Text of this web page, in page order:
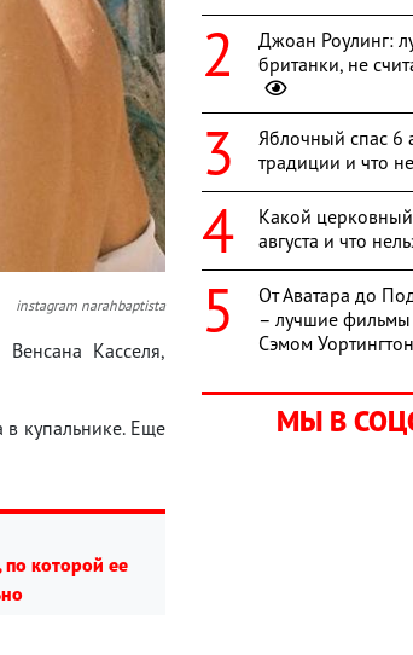
instagram narahbaptista
Венсана Касселя,
купальнике. Еще
которой ее
Джоан Роулинг:
британки, не
Яблочный спас 6
традиции и что
Какой
августа и что
От Аватара до
– лучшие фильмы
Сэмом
МЫ В